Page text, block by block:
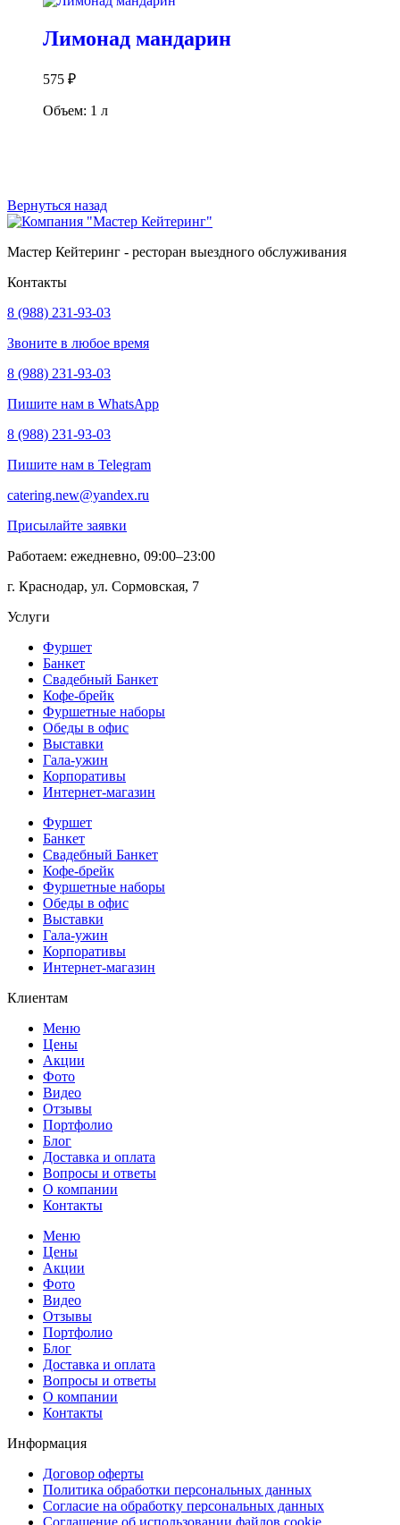
Лимонад мандарин
575 ₽
Объем: 1 л
Вернуться назад
Мастер Кейтеринг - ресторан выездного обслуживания
Контакты
8 (988) 231-93-03
Звоните в любое время
8 (988) 231-93-03
Пишите нам в WhatsApp
8 (988) 231-93-03
Пишите нам в Telegram
catering.new@yandex.ru
Присылайте заявки
Работаем: ежедневно, 09:00–23:00
г. Краснодар, ул. Сормовская, 7
Услуги
Фуршет
Банкет
Свадебный Банкет
Кофе-брейк
Фуршетные наборы
Обеды в офис
Выставки
Гала-ужин
Корпоративы
Интернет-магазин
Фуршет
Банкет
Свадебный Банкет
Кофе-брейк
Фуршетные наборы
Обеды в офис
Выставки
Гала-ужин
Корпоративы
Интернет-магазин
Клиентам
Меню
Цены
Акции
Фото
Видео
Отзывы
Портфолио
Блог
Доставка и оплата
Вопросы и ответы
О компании
Контакты
Меню
Цены
Акции
Фото
Видео
Отзывы
Портфолио
Блог
Доставка и оплата
Вопросы и ответы
О компании
Контакты
Информация
Договор оферты
Политика обработки персональных данных
Согласие на обработку персональных данных
Соглашение об использовании файлов cookie